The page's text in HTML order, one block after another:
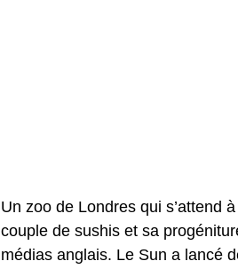
Un zoo de Londres qui s’attend
couple de sushis et sa
médias anglais. Le Sun a lancé